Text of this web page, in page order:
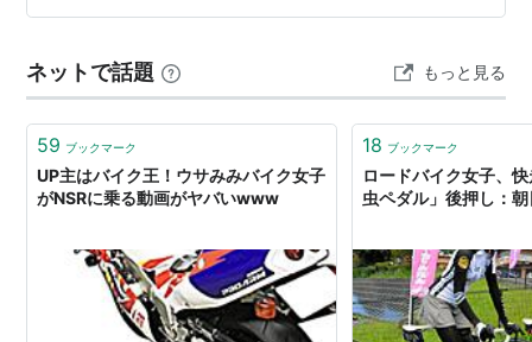
ました。それでも初めてのことには不安と緊張はつきも
る場面もありま…
ネットで話題 もっと見る
59 ブックマーク
UP主はバイク王！ウサみみバイク女子
がNSRに乗る動画がヤバいwww
18 ブックマーク
ロードバイク女子、
虫ペダル」後押し：